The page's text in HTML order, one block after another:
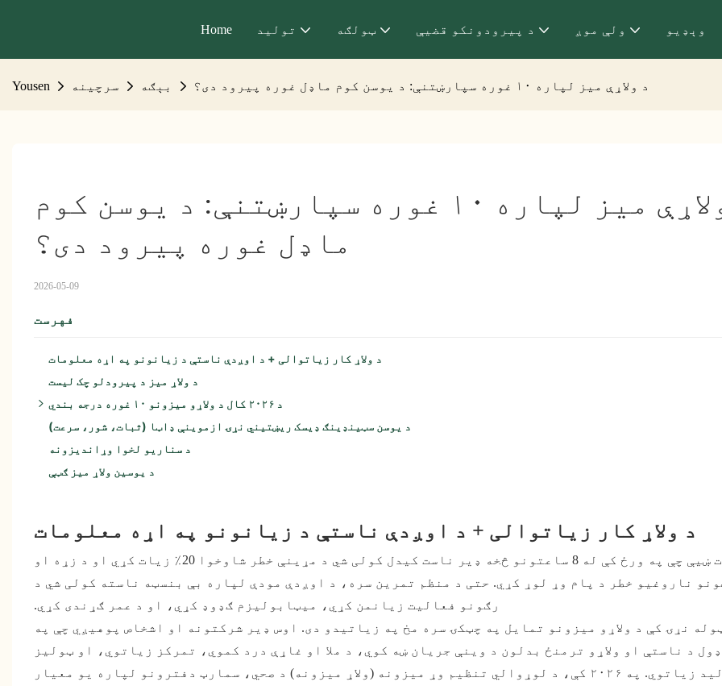
Home تولید ټولګه د پیرودونکو قضیې ولې موږ وېډيو
Yousen سرچینه بېګه د ولاړې میز لپاره ۱۰ غوره سپارښتنې: د یوسن کوم ماډل غوره پیرود دی؟
د ولاړې میز لپاره ۱۰ غوره سپارښتنې: د یوسن کوم
ماډل غوره پیرود دی؟
2026-05-09
فهرست
د ولاړ کار زیاتوالی + د اوږدې ناستې د زیانونو په اړه معلومات
د ولاړ میز د پیرودلو چک لیست
د ۲۰۲۶ کال د ولاړو میزونو ۱۰ غوره درجه بندي
د یوسن د پرچم بردارۍ مهم ټکي (غوره ۳):
د یوسن سټینډینګ ډیسک ریښتیني نړۍ ازموینې ډاټا (ثبات، شور، سرعت)
د سناریو لخوا وړاندیزونه
د یوسین ولاړ میز ګټې
د ولاړ کار زیاتوالی + د اوږدې ناستې د زیانونو په اړه معلومات
مطالعات ښیې چې په ورځ کې له 8 ساعتونو څخه ډیر ناست کیدل کولی شي د مړینې خطر شاوخوا 20٪ زیات کړي او د زړه او
ناروغیو خطر د پام وړ لوړ کړي. حتی د منظم تمرین سره، د اوږدې مودې لپاره بې بنسټه ناسته کولی شي د
رګونو فعالیت زیانمن کړي، میټابولیزم ګډوډ کړي، او د عمر ګړندی کړي.
نړۍ کې د ولاړو میزونو تمایل په چټکۍ سره مخ په زیاتیدو دی. اوس ډیر شرکتونه او اشخاص پوهیږي چې په
د ناستې او ولاړو ترمنځ بدلون د وینې جریان ښه کوي، د ملا او غاړې درد کموي، تمرکز زیاتوي، او ټولیز
تولید زیاتوي. په ۲۰۲۶ کې، د لوړوالي تنظیم وړ میزونه (ولاړ میزونه) د صحي، سمارټ دفترونو لپاره یو معیار